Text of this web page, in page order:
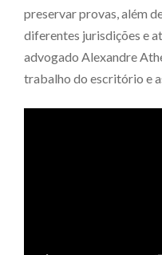
preservar provas, além
diferentes jurisdições e
advogado Alexandre
trabalho do escritório e